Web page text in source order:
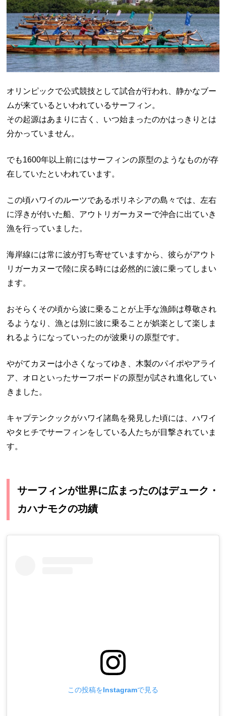
オリンピックで公式競技として試合が行われ、静かなブー
ムが来ているといわれているサーフィン。
その起源はあまりに古く、いつ始まったのかはっきりとは
分かっていません。
でも1600年以上前にはサーフィンの原型のようなものが存
在していたといわれています。
この頃ハワイのルーツであるポリネシアの島々では、左右
に浮きが付いた船、アウトリガーカヌーで沖合に出ていき
漁を行っていました。
海岸線には常に波が打ち寄せていますから、彼らがアウト
リガーカヌーで陸に戻る時には必然的に波に乗ってしまい
ます。
おそらくその頃から波に乗ることが上手な漁師は尊敬され
るようなり、漁とは別に波に乗ることが娯楽として楽しま
れるようになっていったのが波乗りの原型です。
やがてカヌーは小さくなってゆき、木製のパイポやアライ
ア、オロといったサーフボードの原型が試され進化してい
きました。
キャプテンクックがハワイ諸島を発見した頃には、ハワイ
やタヒチでサーフィンをしている人たちが目撃されていま
す。
サーフィンが世界に広まったのはデューク・
カハナモクの功績
この投稿をInstagramで見る